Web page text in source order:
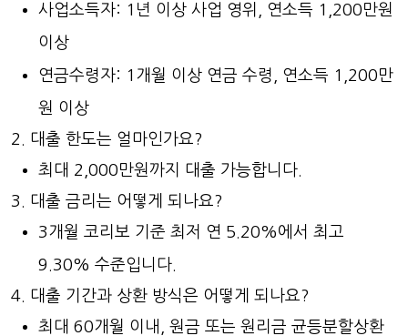
사업소득자: 1년 이상 사업 영위, 연소득 1,200만원
이상
연금수령자: 1개월 이상 연금 수령, 연소득 1,200만
원 이상
대출 한도는 얼마인가요?
최대 2,000만원까지 대출 가능합니다.
대출 금리는 어떻게 되나요?
3개월 코리보 기준 최저 연 5.20%에서 최고
9.30% 수준입니다.
대출 기간과 상환 방식은 어떻게 되나요?
최대 60개월 이내, 원금 또는 원리금 균등분할상환